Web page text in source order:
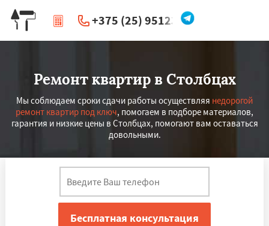
+375 (25) 951234
| Перезвоните мне
Ремонт квартир в Столбцах
Мы соблюдаем сроки сдачи работы осуществляя недорогой
ремонт квартир под ключ, помогаем в подборе материалов,
гарантия и низкие цены в Столбцах, помогают вам оставаться
довольными.